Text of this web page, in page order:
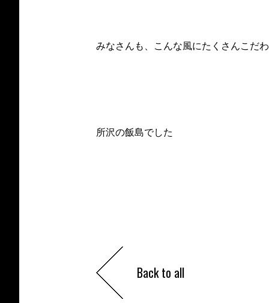
みなさんも、こんな風にたくさんこだ
所沢の飯島でした
Back to all